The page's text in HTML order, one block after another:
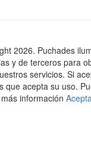
2026. Puchades
y de terceros para
servicios. Si
que acepta su uso.
información